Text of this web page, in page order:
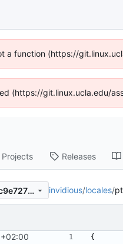
a function (https://
(https://git.linux.ucla.edu/
Projects Releases
76c688679175a4bcb8d8b05605c9e72752a6fbe1 invidious/locales/
#2437)
{